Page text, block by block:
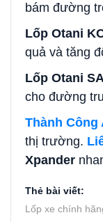
bám đường
Lốp Otani
quả và tăng
Lốp Otani
cho đường
Thành Công
thị trường.
Xpander
Thẻ bài viết:
Lốp xe chính